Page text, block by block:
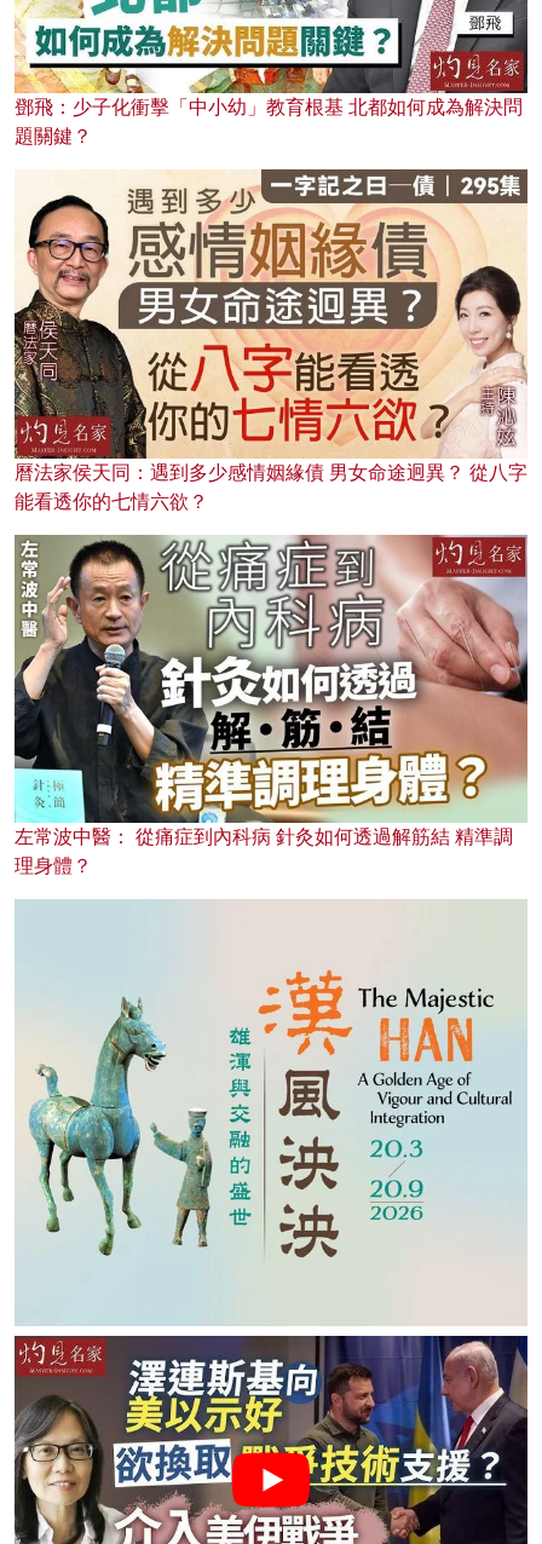
鄧飛：少子化衝擊「中小幼」教育根基 北都如何成為解決問
題關鍵？
曆法家侯天同：遇到多少感情姻緣債 男女命途迥異？ 從八字
能看透你的七情六欲？
左常波中醫： 從痛症到內科病 針灸如何透過解筋結 精準調
理身體？